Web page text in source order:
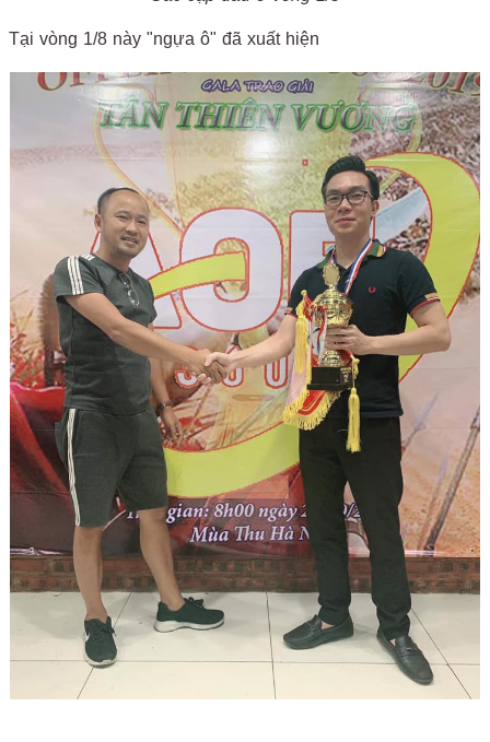
Tại vòng 1/8 này "ngựa ô" đã xuất hiện